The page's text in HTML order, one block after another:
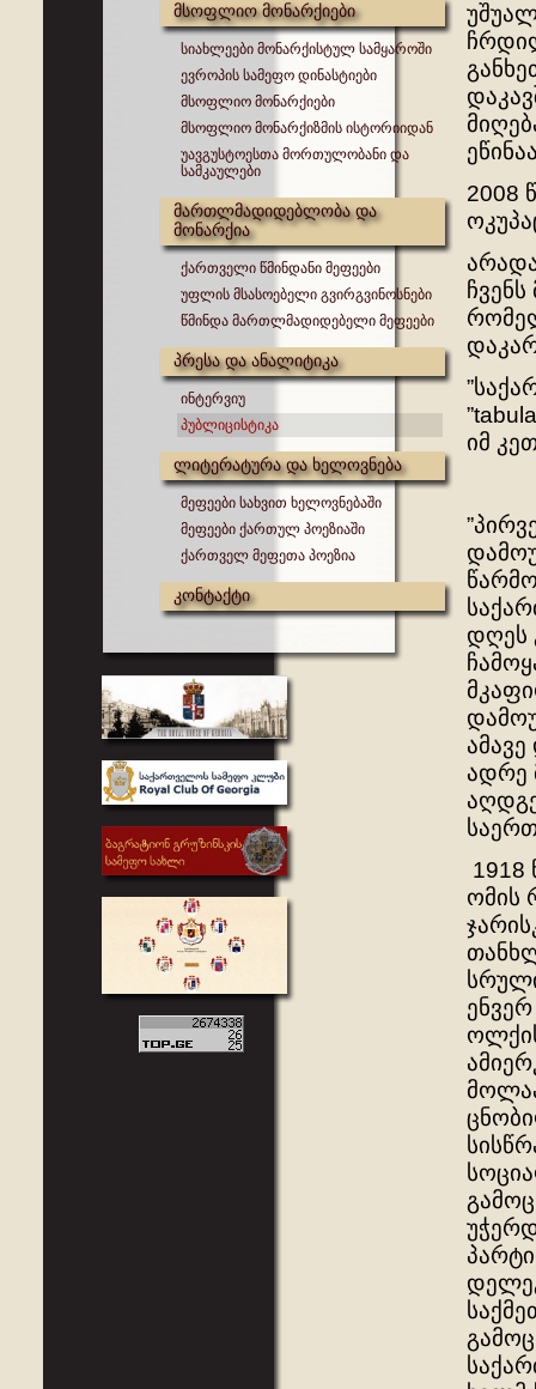
მსოფლიო მონარქიები
სიახლეები მონარქისტულ სამყაროში
ევროპის სამეფო დინასტიები
მსოფლიო მონარქიები
მსოფლიო მონარქიზმის ისტორიიდან
უავგუსტოესთა მორთულობანი და
სამკაულები
მართლმადიდებლობა და
მონარქია
ქართველი წმინდანი მეფეები
უფლის მსასოებელი გვირგვინოსნები
წმინდა მართლმადიდებელი მეფეები
პრესა და ანალიტიკა
ინტერვიუ
პუბლიცისტიკა
ლიტერატურა და ხელოვნება
მეფეები სახვით ხელოვნებაში
მეფეები ქართულ პოეზიაში
ქართველ მეფეთა პოეზია
კონტაქტი
2008
იმ
დღეს
ადრე
1918
ომის